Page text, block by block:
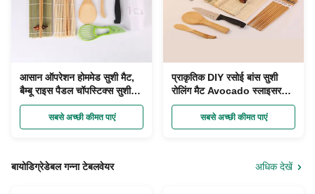
आसान ऑपरेशन होममेड सुशी मैट,
बैम्बू राइस पैडल चॉपस्टिक्स सुशी
सेट मेकर
सबसे अच्छी कीमत पाएं
प्राकृतिक DIY रसोई बांस सुशी
रोलिंग मैट Avocado स्लाइसर
पेपर लपेटा
सबसे अच्छी कीमत पाएं
बायोडिग्रेडेबल गन्ना टेबलवेयर अधिक देखें